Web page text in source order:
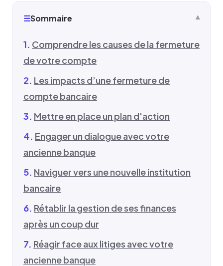
☰Sommaire
Comprendre les causes de la fermeture
de votre compte
Les impacts d’une fermeture de
compte bancaire
Mettre en place un plan d'action
Engager un dialogue avec votre
ancienne banque
Naviguer vers une nouvelle institution
bancaire
Rétablir la gestion de ses finances
après un coup dur
Réagir face aux litiges avec votre
ancienne banque